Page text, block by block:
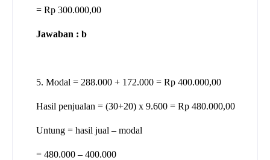
= Rp 300.000,00
Jawaban : b
5. Modal = 288.000 + 172.000 = Rp 400.000,00
Hasil penjualan = (30+20) x 9.600 = Rp 480.000,00
Untung = hasil jual – modal
= 480.000 – 400.000